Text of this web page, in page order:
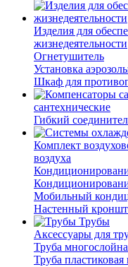
Изделия для
жизнедеятельности
Огнетушитель
Установка
Шкаф для
сантехнические
Гибкий
Комплект
воздуха
Мобильный
Настенный
Трубы
Аксессуары для
Труба
Труба пластиковая